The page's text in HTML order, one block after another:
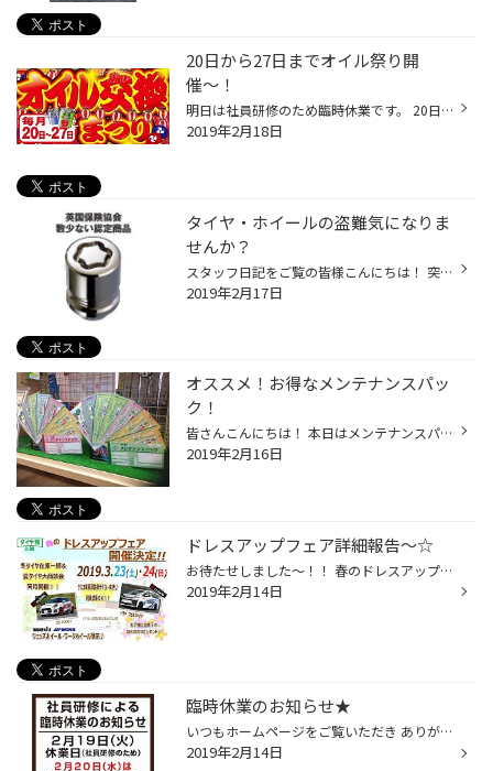
20日から27日までオイル祭り開
催〜！
明日は社員研修のため臨時休業です。 20日は営業してますのでみなさんご来店くださいね☆ そう、20日と言えば 『エンジンオイル交換祭り』！！ エンジンオイル交換がお得にできちゃいます♪ そろそろ交換時期だ！という方も いつ交換したっけな？という方も お車の点検はいつでも無料なので お気軽に...
2019年2月18日
タイヤ・ホイールの盗難気になりま
せんか？
スタッフ日記をご覧の皆様こんにちは！ 突然ですが、これからタイヤのインチアップや高級ホイールに交換をご検討の方は盗難されないかどうか心配になりませんか？ そんな方にオススメの商品があります。 それが、【マックガード】という商品です。 ●コンピューター作図による数多くのキーパターン ...
2019年2月17日
オススメ！お得なメンテナンスパッ
ク！
皆さんこんにちは！ 本日はメンテナンスパックのご紹介です！ タイヤ脱着やオイル交換などのメンテナンスを毎回お支払いいただくよりも パックを使っていただいた方がお得になりますよ！ 用途に合わせてAタイプ、Bタイプの2種類ございます！ メンテナンスパック内容 ※エンジンオイル交換×2回分 ※オ...
2019年2月16日
ドレスアップフェア詳細報告～☆
お待たせしました～！！ 春のドレスアップフェア 2019 いよいよ来月の２３日（土）・２４日（日）の２日間開催です♪ イベント内容が決まりましたのでご報告～！！！！！！ まずはデモカー！！ クスコ車高調装着の『トヨタ ヴェルファイア』・『スズキ スイフトスポーツ』の２台！！ 当日は同乗試乗...
2019年2月14日
臨時休業のお知らせ★
いつもホームページをご覧いただき ありがとうございます（＾＾） 2月19日（火）は社員研修のため臨時休業となります。 ご迷惑をおかけいたしますがご理解の程 よろしくお願い致します。 なお翌日20日（水）は営業いたします。 皆様のご来店お待ちしております。
2019年2月14日